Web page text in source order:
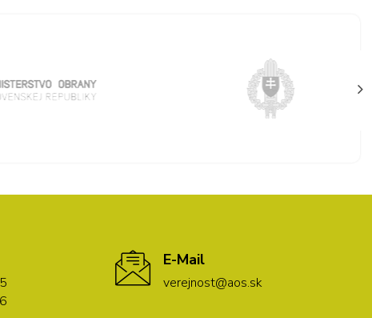
E-Mail
verejnost@aos.sk